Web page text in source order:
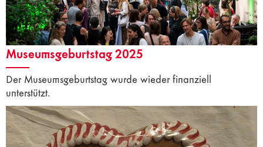
Museumsgeburtstag 2025
Der Museumsgeburtstag wurde wieder finanziell
unterstützt.